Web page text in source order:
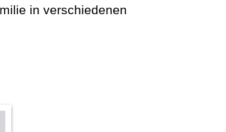
in verschiedenen